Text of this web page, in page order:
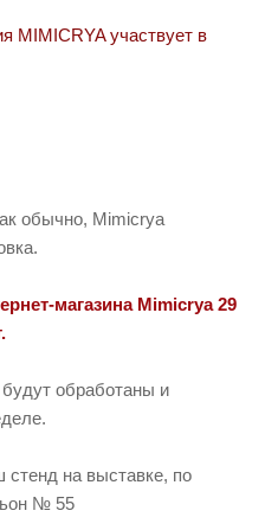
обычно, Mimicrya
магазина Mimicrya 29
обработаны и
на выставке, по
№ 55